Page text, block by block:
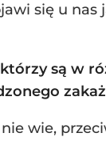
się u nas
są w
wie,